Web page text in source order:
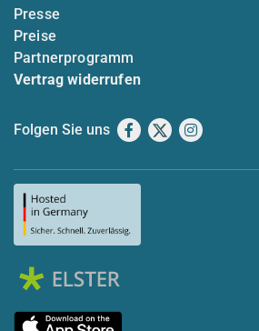
Presse
Preise
Partnerprogramm
Vertrag widerrufen
Folgen Sie uns Facebook
X Instagram